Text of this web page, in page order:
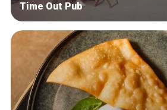
Time Out Pub